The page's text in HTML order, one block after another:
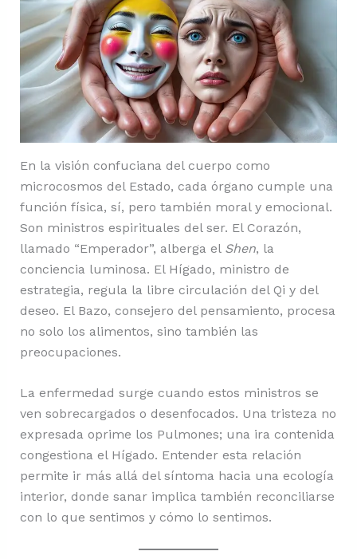
En la visión confuciana del cuerpo como
microcosmos del Estado, cada órgano cumple una
función física, sí, pero también moral y emocional.
Son ministros espirituales del ser. El Corazón,
llamado “Emperador”, alberga el Shen, la
conciencia luminosa. El Hígado, ministro de
estrategia, regula la libre circulación del Qi y del
deseo. El Bazo, consejero del pensamiento, procesa
no solo los alimentos, sino también las
preocupaciones.
La enfermedad surge cuando estos ministros se
ven sobrecargados o desenfocados. Una tristeza no
expresada oprime los Pulmones; una ira contenida
congestiona el Hígado. Entender esta relación
permite ir más allá del síntoma hacia una ecología
interior, donde sanar implica también reconciliarse
con lo que sentimos y cómo lo sentimos.